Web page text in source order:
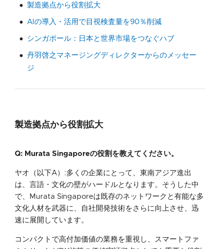
製造拠点から役割拡大
AIの導入・活用で目視検査量を90％削減
シンガポール：日本と世界市場をつなぐハブ
丹羽啓之マネージングディレクターからのメッセー
ジ
製造拠点から役割拡大
Q: Murata Singaporeの役割を教えてください。
ヤオ（以下A）:多くの企業にとって、東南アジア進出
は、言語・文化の壁がハードルとなります。そうした中
で、Murata Singaporeは既存のネットワークと有能な多
文化人材を武器に、自社開発技術をさらに向上させ、迅
速に展開しています。
コンパクトで高付加価値の業務を重視し、スマートファ